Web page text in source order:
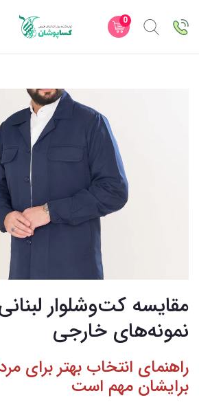
0
مقایسه کت‌وشلوار
نمونه‌های خارجی
راهنمای انتخاب بهتر برای
برایشان مهم است